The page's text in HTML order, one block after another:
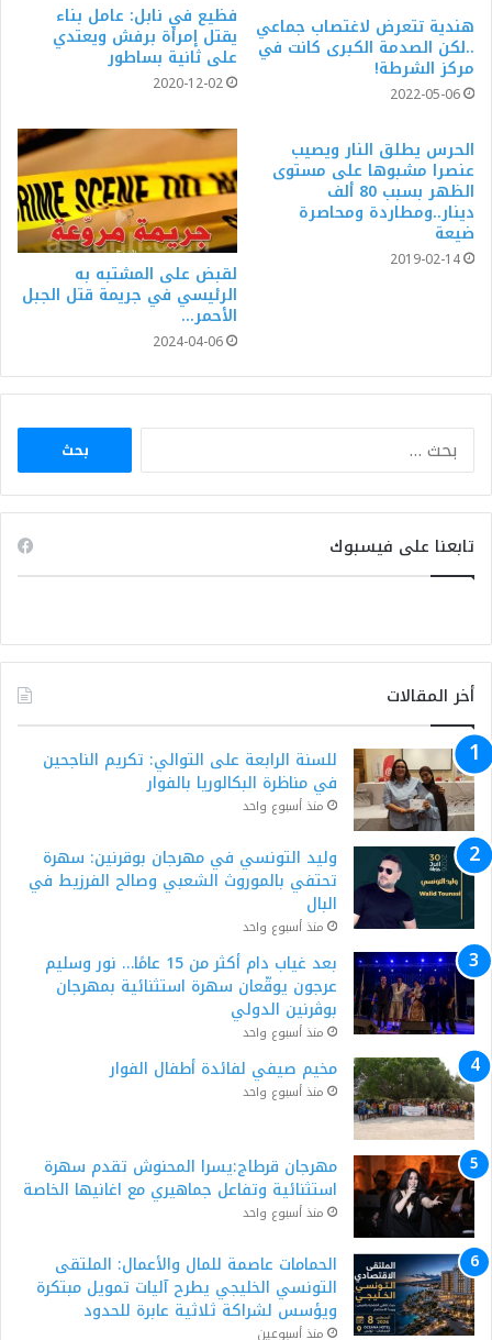
هندية تتعرض لاغتصاب جماعي
..لكن الصدمة الكبرى كانت في
مركز الشرطة!
2022-05-06
فظيع في نابل: عامل بناء
يقتل إمرأة برفش ويعتدي
على ثانية بساطور
2020-12-02
الحرس يطلق النار ويصيب
عنصرا مشبوها على مستوى
الظهر بسبب 80 ألف
دينار..ومطاردة ومحاصرة
ضيعة
2019-02-14 لقبض على المشتبه به
الرئيسي في جريمة قتل الجبل
الأحمر…
2024-04-06
البحث
تابعنا على فيسبوك
أخر المقالات
للسنة الرابعة على التوالي: تكريم الناجحين
في مناظرة البكالوريا بالفوار
منذ أسبوع واحد
وليد التونسي في مهرجان بوقرنين: سهرة
تحتفي بالموروث الشعبي وصالح الفرزيط في
البال
منذ أسبوع واحد
بعد غياب دام أكثر من 15 عامًا… نور وسليم
عرجون يوقّعان سهرة استثنائية بمهرجان
بوڨرنين الدولي
منذ أسبوع واحد
مخيم صيفي لفائدة أطفال الفوار
منذ أسبوع واحد
مهرجان قرطاج:يسرا المحنوش تقدم سهرة
استثنائية وتفاعل جماهيري مع اغانيها الخاصة
منذ أسبوع واحد
الحمامات عاصمة للمال والأعمال: الملتقى
التونسي الخليجي يطرح آليات تمويل مبتكرة
ويؤسس لشراكة ثلاثية عابرة للحدود
منذ أسبوعين